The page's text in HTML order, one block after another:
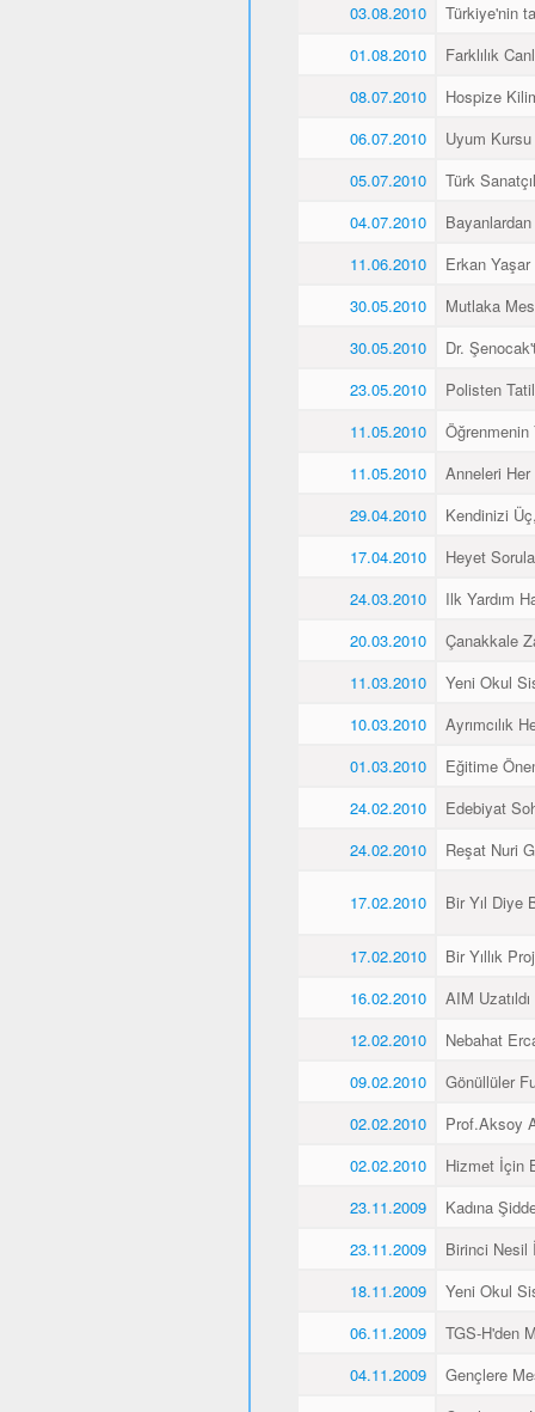
03.08.2010
Türkiye'nin
01.08.2010
Farklılık
08.07.2010
Hospize
06.07.2010
Uyum
05.07.2010
Türk
04.07.2010
11.06.2010
Erkan Yaşar
30.05.2010
Mutlaka
30.05.2010
Dr.
23.05.2010
Polisten
11.05.2010
Öğrenmenin
11.05.2010
Anneleri Her
29.04.2010
Kendinizi
17.04.2010
Heyet
24.03.2010
Ilk Yardım
20.03.2010
Çanakkale
11.03.2010
Yeni Okul
10.03.2010
Ayrımcılık
01.03.2010
Eğitime
24.02.2010
Edebiyat
24.02.2010
Reşat Nuri
17.02.2010 Bir Yıl Diye
17.02.2010
Bir Yıllık
16.02.2010
AIM Uzatıldı
12.02.2010
Nebahat
09.02.2010
Gönüllüler
02.02.2010
Prof.Aksoy
02.02.2010
Hizmet İçin
23.11.2009
Kadına
23.11.2009
Birinci Nesil
18.11.2009
Yeni Okul
06.11.2009
TGS-H'den
04.11.2009
Gençlere